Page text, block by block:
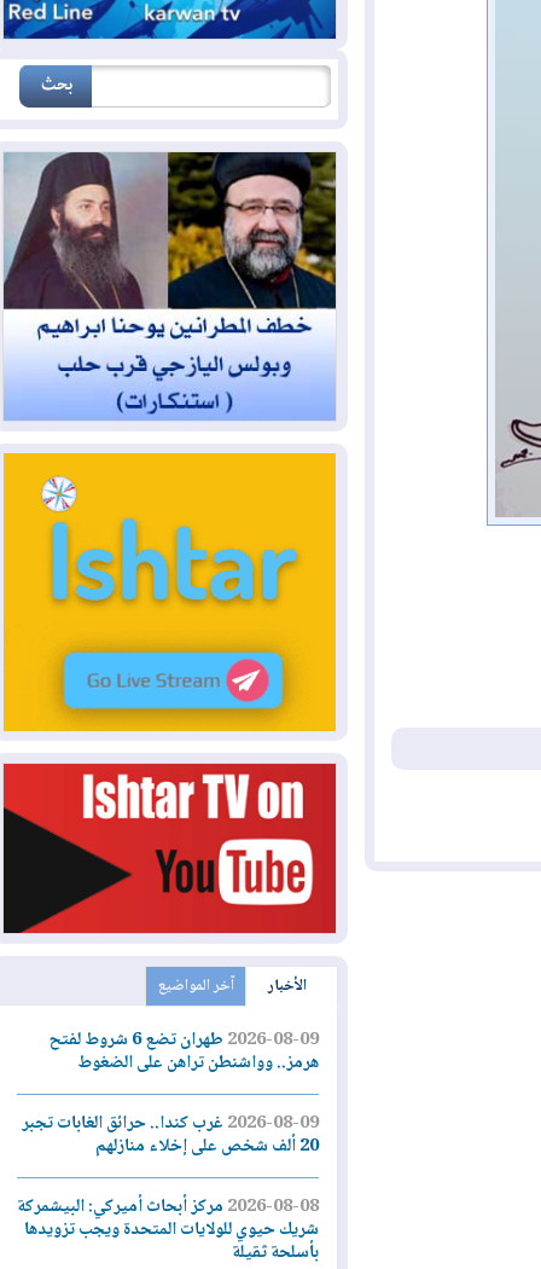
الأخبار آخر المواضيع
2026-08-09 طهران تضع 6 شروط لفتح
هرمز.. وواشنطن تراهن على الضغوط
2026-08-09غرب كندا.. حرائق الغابات تجبر
2026-08-08مركز أبحاث أميركي: البيشمركة
شريك حيوي للولايات المتحدة ويجب تزويدها
بأسلحة ثقيلة